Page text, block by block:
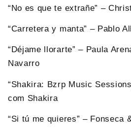
“No es que te extrañe” –
“Carretera y manta” – Pablo
“Déjame llorarte” – Paula
Navarro
“Shakira: Bzrp Music
com Shakira
“Si tú me quieres” – Fonseca